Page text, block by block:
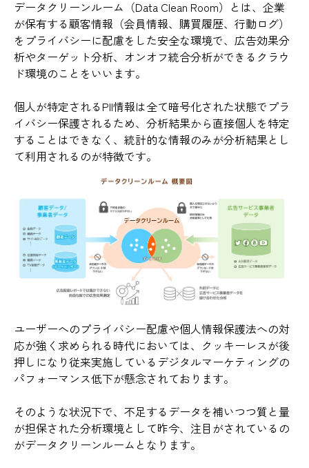
データクリーンルーム（Data Clean Room）とは、企業
が保有する顧客情報（会員情報、購買履歴、行動ログ）
をプライバシーに配慮をした安全な環境で、広告効果分
析やターゲット分析、オンオフ統合分析ができるクラウ
ド環境のことをいいます。
個人が特定されるPII情報は全て暗号化された状態でプラ
イバシー保護されるため、分析結果から直接個人を特定
することはできなく、統計的な情報のみが分析結果とし
て利用されるのが特徴です。
ユーザーへのプライバシー配慮や個人情報保護法への対
応が強く求められる時代においては、クッキーレスが後
押しになり従来実施しているデジタルマーケティングの
パフォーマンス低下が懸念されております。
そのような状況下で、不足するデータを補いつつ質と量
が担保された分析環境として昨今、注目がされているの
がデータクリーンルームとなります。